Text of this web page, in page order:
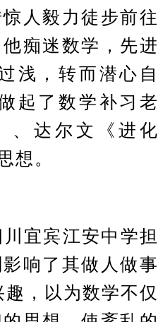
人毅力徒步前往
痴迷数学，先进
浅，转而潜心自
起了数学补习老
、达尔文《进化
想。
宜宾江安中学担
响了其做人做事
，以为数学不仅